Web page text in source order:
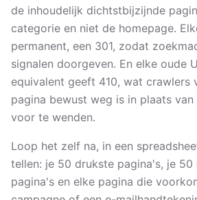
de inhoudelijk dichtstbijzijnde
categorie en niet de homepage.
permanent, een 301, zodat
signalen doorgeven. En elke oude
equivalent geeft 410, wat crawlers
pagina bewust weg is in plaats van
voor te wenden.
Loop het zelf na, in een
tellen: je 50 drukste pagina's, je 50
pagina's en elke pagina die